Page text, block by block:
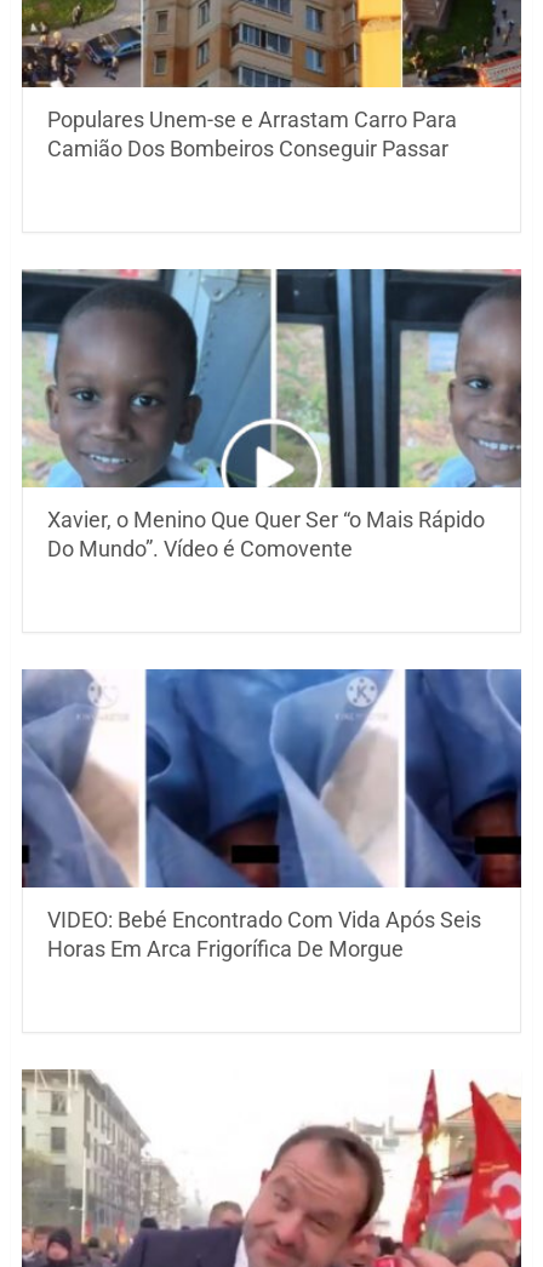
Populares Unem-se e Arrastam Carro Para
Camião Dos Bombeiros Conseguir Passar
Xavier, o Menino Que Quer Ser “o Mais Rápido
Do Mundo”. Vídeo é Comovente
VIDEO: Bebé Encontrado Com Vida Após Seis
Horas Em Arca Frigorífica De Morgue